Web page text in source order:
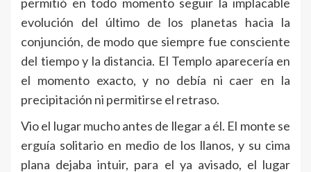
evolución del último de los planetas hacia la
conjunción, de modo que siempre fue consciente
del tiempo y la distancia. El Templo aparecería en
el momento exacto, y no debía ni caer en la
precipitación ni permitirse el retraso.
Vio el lugar mucho antes de llegar a él. El monte se
erguía solitario en medio de los llanos, y su cima
plana dejaba intuir, para el ya avisado, el lugar